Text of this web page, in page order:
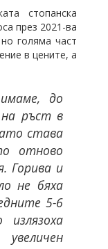
стопанска
през 2021-ва
голяма част
в цените, а
до
ръст в
става
отново
Горива и
не бяха
5-6